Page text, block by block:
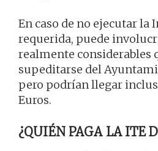
En caso de no ejecutar la
requerida, puede
realmente considerables
supeditarse del
pero podrían llegar
Euros.
¿QUIÉN PAGA LA ITE